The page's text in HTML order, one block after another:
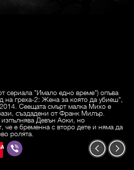
сериала "Имало едно време") опъва
на греха-2: Жена за която да убиеш",
2014. Сеещата смърт малка Михо е
създадени от Франк Милър.
Девън Аоки, но
че е бременна с второ дете и няма да
ролята.